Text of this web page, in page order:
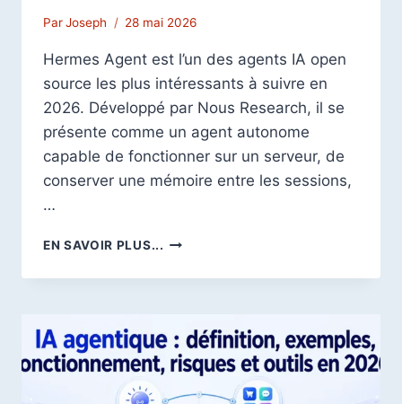
ParJoseph 28 mai 2026
Hermes Agent est l’un des agents IA open
source les plus intéressants à suivre en
2026. Développé par Nous Research, il se
présente comme un agent autonome
capable de fonctionner sur un serveur, de
conserver une mémoire entre les sessions,
…
EN SAVOIR PLUS... HERMES
:
SÉCURITÉ
ET
CAS
D’USAGE